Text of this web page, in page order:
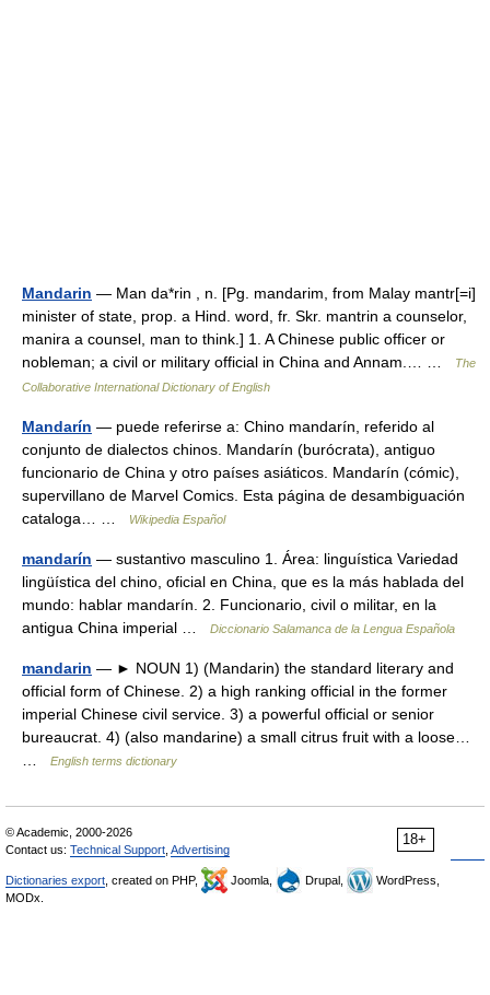
Mandarin — Man da*rin , n. [Pg. mandarim, from Malay mantr[=i]
minister of state, prop. a Hind. word, fr. Skr. mantrin a counselor,
manira a counsel, man to think.] 1. A Chinese public officer or
nobleman; a civil or military official in China and Annam.… …
The
Collaborative International Dictionary of English
Mandarín — puede referirse a: Chino mandarín, referido al
conjunto de dialectos chinos. Mandarín (burócrata), antiguo
funcionario de China y otro países asiáticos. Mandarín (cómic),
supervillano de Marvel Comics. Esta página de desambiguación
cataloga… …
Wikipedia Español
mandarín — sustantivo masculino 1. Área: linguística Variedad
lingüística del chino, oficial en China, que es la más hablada del
mundo: hablar mandarín. 2. Funcionario, civil o militar, en la
antigua China imperial …
Diccionario Salamanca de la Lengua Española
mandarin — ► NOUN 1) (Mandarin) the standard literary and
official form of Chinese. 2) a high ranking official in the former
imperial Chinese civil service. 3) a powerful official or senior
bureaucrat. 4) (also mandarine) a small citrus fruit with a loose…
English terms dictionary
18+
© Academic, 2000-2026
Contact us: Technical Support Advertising
Dictionaries export , created on PHP, Joomla, Drupal,
WordPress,
MODx.